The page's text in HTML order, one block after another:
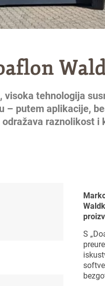
visoka tehnologija
– putem aplikacije,
raznolikost
S